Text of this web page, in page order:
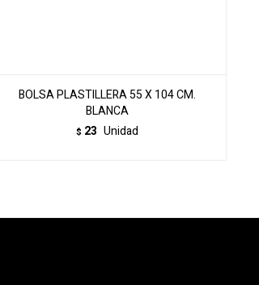
BOLSA PLASTILLERA 55 X 104 CM.
BLANCA
$ 23 Unidad